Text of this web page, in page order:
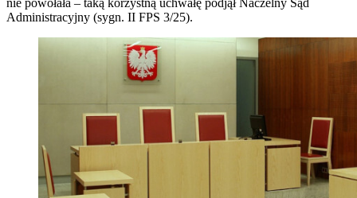
nie powołała – taką korzystną uchwałę podjął Naczelny Sąd
Administracyjny (sygn. II FPS 3/25).